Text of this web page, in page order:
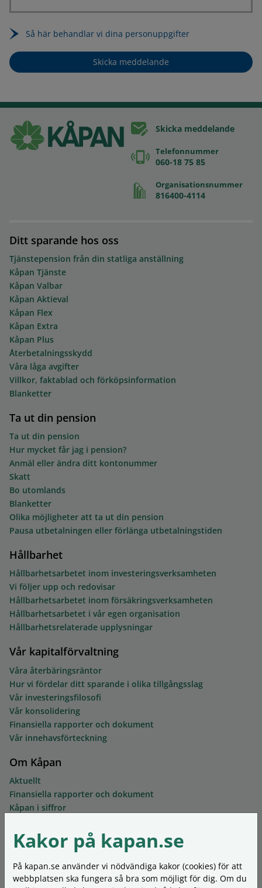
Kakor på kapan.se
På kapan.se använder vi nödvändiga kakor (cookies) för att
webbplatsen ska fungera så bra som möjligt för dig. Om du
Så här behandlar vi dina personuppgifter
Skicka meddelande
Skicka meddelande
Telefonnummer
060-18 75 85
Organisationsnummer
816400-4114
Ditt sparande hos oss
Tjänstepension från din statliga anställning
Kåpan Tjänste
Kåpan Valbar
Kåpan Aktieval
Kåpan Flex
Kåpan Extra
Kåpan Plus
Återbetalningsskydd
Våra låga avgifter
Villkor, faktablad och förköpsinformation
Blanketter
Ta ut din pension
Ta ut din pension
Hur mycket får jag i pension?
Anmäl eller ändra ditt kontonummer
Skatt
Bo utomlands
Blanketter
Olika möjligheter att ta ut din pension
Pausa utbetalningen eller förlänga utbetalningstiden
Hållbarhet
Hållbarhetsarbetet inom investeringsverksamheten
Vi följer upp och redovisar
Hållbarhetsarbetet inom försäkringsverksamheten
Hållbarhetsarbetet i vår egen organisation
Hållbarhetsrelaterade upplysningar
Vår kapitalförvaltning
Våra återbäringsräntor
Hur vi fördelar ditt sparande i olika tillgångsslag
Vår investeringsfilosofi
Vår konsolidering
Finansiella rapporter och dokument
Vår innehavsförteckning
Om Kåpan
Aktuellt
Finansiella rapporter och dokument
Kåpan i siffror
Mer om föreningen
Kontakta oss
Synpunkter och klagomål
Ordlista